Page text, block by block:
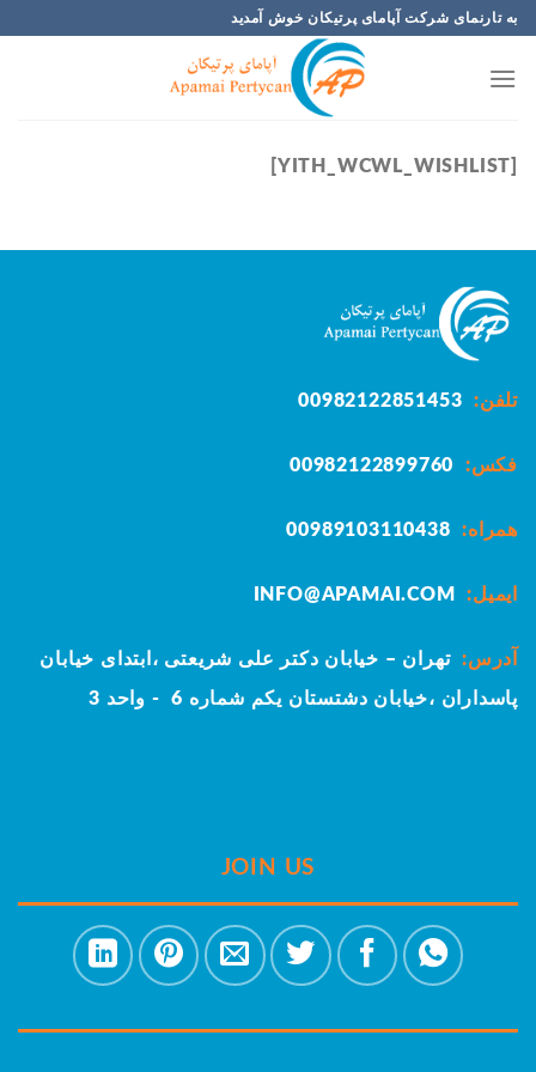
Skip
content
به تارنمای شرکت آپامای پرتیکان خوش آمدید
تلفن: 00982122851453
فکس: 00982122899760
همراه: 00989103110438
ایمیل: INFO@APAMAI.COM
آدرس: تهران – خیابان دکتر علی شریعتی ،ابتدای خیابان
پاسداران ،خیابان دشتستان یکم شماره 6 - واحد 3
JOIN US